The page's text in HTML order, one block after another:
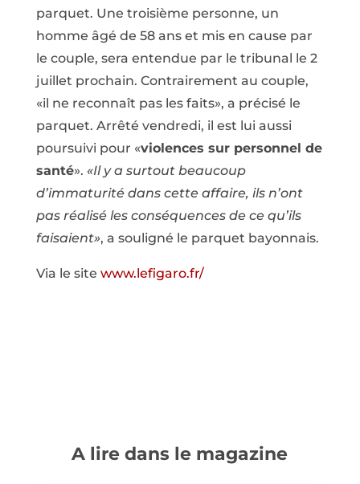
parquet. Une troisième personne, un
homme âgé de 58 ans et mis en cause par
le couple, sera entendue par le tribunal le 2
juillet prochain. Contrairement au couple,
«il ne reconnaît pas les faits», a précisé le
parquet. Arrêté vendredi, il est lui aussi
poursuivi pour «violences sur personnel de
santé». «Il y a surtout beaucoup
d’immaturité dans cette affaire, ils n’ont
pas réalisé les conséquences de ce qu’ils
faisaient», a souligné le parquet bayonnais.
Via le site www.lefigaro.fr/
A lire dans le magazine